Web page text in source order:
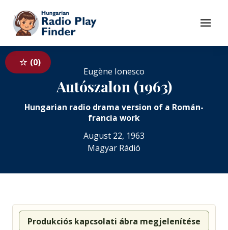
To contents
Menu
0
Eugène Ionesco
Autószalon (1963)
Hungarian radio drama version of a Román-
francia work
August 22, 1963
Magyar Rádió
Produkciós kapcsolati ábra megjelenítése